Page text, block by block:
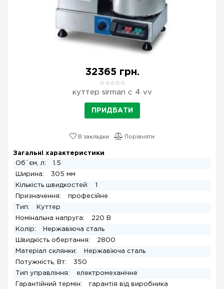
32365 грн.
куттер sirman c 4 vv
ПРИДБАТИ
В закладки Порівняти
Загальні характеристики
Об`єм, л:
1.5
Ширина:
305 мм
Кількість швидкостей:
1
Призначення:
професійне
Тип:
Куттер
Номінальна напруга:
220 В
Колір:
Нержавіюча сталь
Швидкість обертання:
2800
Матеріал склянки:
Нержавіюча сталь
Потужність, Вт:
350
Тип управління:
електромеханічне
Гарантійний термін:
гарантія від виробника